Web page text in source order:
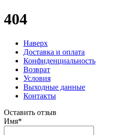
404
Наверх
Доставка и оплата
Конфиденциальность
Возврат
Условия
Выходные данные
Контакты
Оставить отзыв
Имя*